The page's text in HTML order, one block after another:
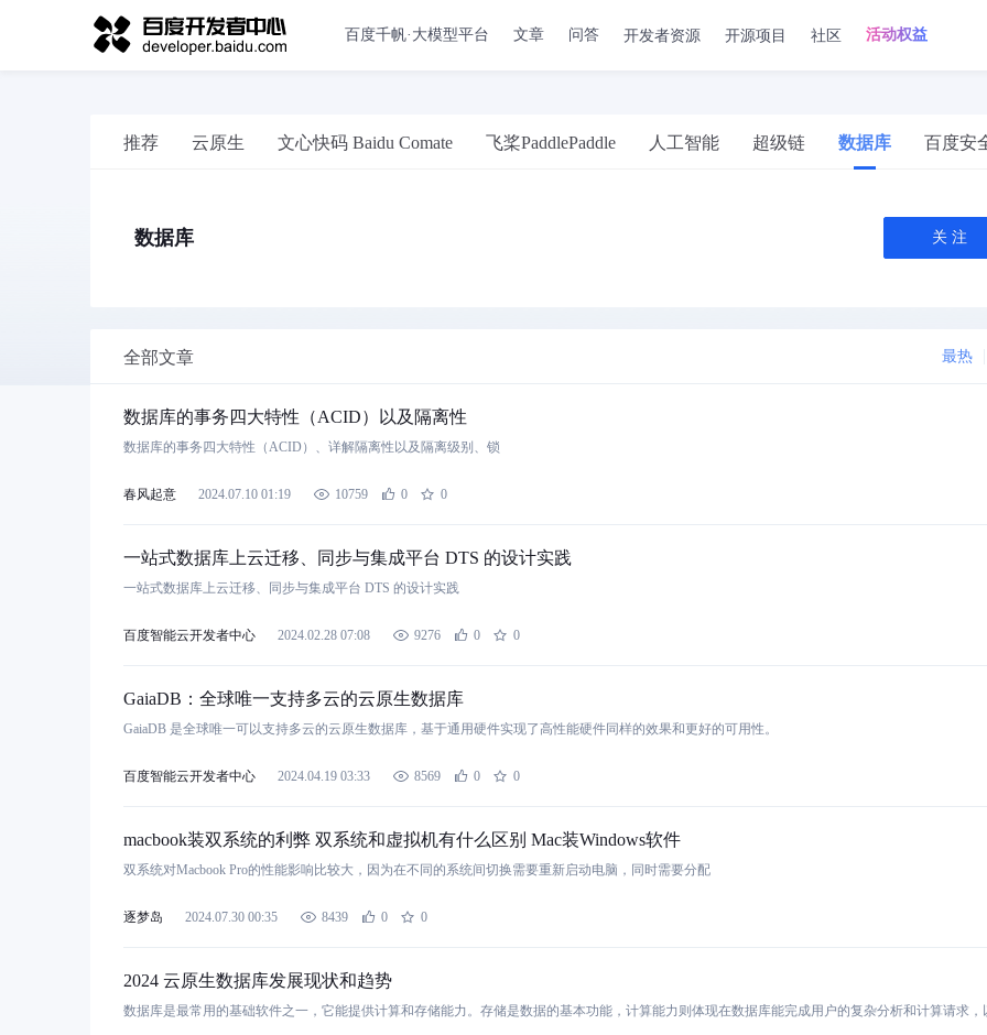
百度千帆·大模型平台 文章 问答 开发者资源 开源项目 社区 活动权益
推荐 云原生 文心快码 Baidu Comate 飞桨PaddlePaddle 人工智能 超级链 数据库 百度安
数据库 关 注
全部文章 最热
数据库的事务四大特性（ACID）以及隔离性
数据库的事务四大特性（ACID）、详解隔离性以及隔离级别、锁
春风起意 2024.07.10 01:19 10759 0 0
一站式数据库上云迁移、同步与集成平台 DTS 的设计实践
一站式数据库上云迁移、同步与集成平台 DTS 的设计实践
百度智能云开发者中心 2024.02.28 07:08 9276 0 0
GaiaDB：全球唯一支持多云的云原生数据库
GaiaDB 是全球唯一可以支持多云的云原生数据库，基于通用硬件实现了高性能硬件同样的效果和更好的可用性。
百度智能云开发者中心 2024.04.19 03:33 8569 0 0
macbook装双系统的利弊 双系统和虚拟机有什么区别 Mac装Windows软件
双系统对Macbook Pro的性能影响比较大，因为在不同的系统间切换需要重新启动电脑，同时需要分配
逐梦岛 2024.07.30 00:35 8439 0 0
2024 云原生数据库发展现状和趋势